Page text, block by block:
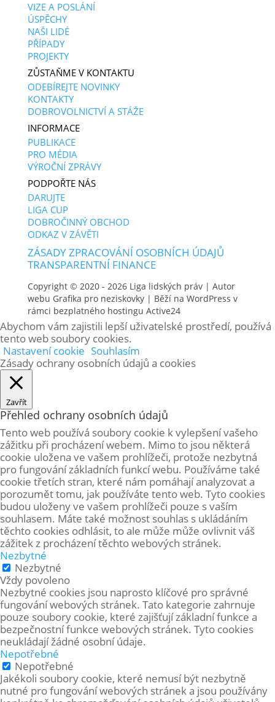
VIZE A POSLÁNÍ
ÚSPĚCHY
NAŠI LIDÉ
PŘÍPADY
PROJEKTY
ZŮSTAŇME V KONTAKTU
ODEBÍREJTE NOVINKY
KONTAKTY
DOBROVOLNICTVÍ A STÁŽE
INFORMACE
PUBLIKACE
PRO MÉDIA
VÝROČNÍ ZPRÁVY
PODPOŘTE NÁS
DARUJTE
LIGA CUP
DOBROČINNÝ OBCHOD
ODKAZ V ZÁVĚTI
ZÁSADY ZPRACOVÁNÍ OSOBNÍCH ÚDAJŮ
TRANSPARENTNÍ FINANCE
Copyright © 2020 - 2026 Liga lidských práv| Autor
webu Grafika pro neziskovky| Běží na WordPress v
rámci bezplatného hostingu Active24
Abychom vám zajistili lepší uživatelské prostředí, používá
tento web soubory cookies.
Nastavení cookie Souhlasím
Zásady ochrany osobních údajů a cookies
Zavřít
Přehled ochrany osobních údajů
Tento web používá soubory cookie k vylepšení vašeho
zážitku při procházení webem. Mimo to jsou některá
cookie uložena ve vašem prohlížeči, protože nezbytná
pro fungování základních funkcí webu. Používáme také
cookie třetích stran, které nám pomáhají analyzovat a
porozumět tomu, jak používáte tento web. Tyto cookies
budou uloženy ve vašem prohlížeči pouze s vaším
souhlasem. Máte také možnost souhlas s ukládáním
těchto cookies odhlásit, to ale může může ovlivnit váš
zážitek z procházení těchto webových stránek.
Nezbytné
Nezbytné
Vždy povoleno
Nezbytné cookies jsou naprosto klíčové pro správné
fungování webových stránek. Tato kategorie zahrnuje
pouze soubory cookie, které zajišťují základní funkce a
bezpečnostní funkce webových stránek. Tyto cookies
neukládají žádné osobní údaje.
Nepotřebné
Nepotřebné
Jakékoli soubory cookie, které nemusí být nezbytně
nutné pro fungování webových stránek a jsou používány